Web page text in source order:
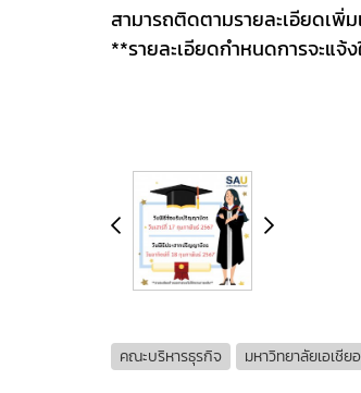
สามารถติดตามรายละเอียดเพิ่
**รายละเอียดกำหนดการจะแจ้
คณะบริหารธุรกิจ มหาวิทยาลัยเอเชีย